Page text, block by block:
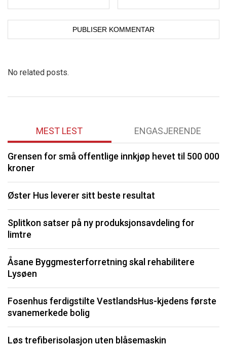
No related posts.
MEST LEST ENGASJERENDE
Grensen for små offentlige innkjøp hevet til 500 000
kroner
Øster Hus leverer sitt beste resultat
Splitkon satser på ny produksjonsavdeling for
limtre
Åsane Byggmesterforretning skal rehabilitere
Lysøen
Fosenhus ferdigstilte VestlandsHus-kjedens første
svanemerkede bolig
Løs trefiberisolasjon uten blåsemaskin